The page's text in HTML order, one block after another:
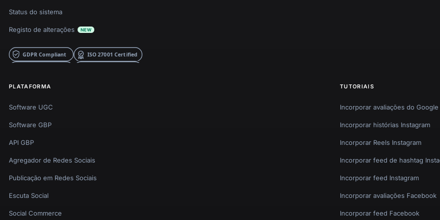
Status do sistema
Registo de alterações NEW
PLATAFORMA
Software UGC
Software GBP
API GBP
Agregador de Redes Sociais
Publicação em Redes Sociais
Escuta Social
Social Commerce
TUTORIAIS
Incorporar avaliações do Google
Incorporar histórias Instagram
Incorporar Reels Instagram
Incorporar feed de hashtag
Incorporar feed Instagram
Incorporar avaliações Facebook
Incorporar feed Facebook